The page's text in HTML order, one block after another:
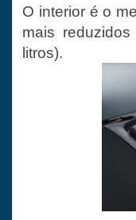
O interior é o
mais
litros).